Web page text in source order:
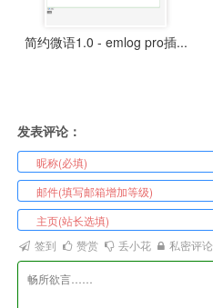
简约微语1.0 - emlog pro插...
发表评论：
签到 赞赏 丢小花 私密评论